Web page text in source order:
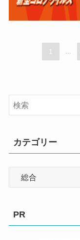
1
カテゴリー
PR